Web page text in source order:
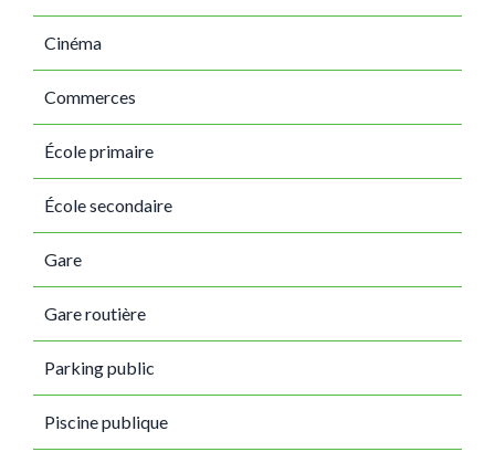
Cinéma
Commerces
École primaire
École secondaire
Gare
Gare routière
Parking public
Piscine publique